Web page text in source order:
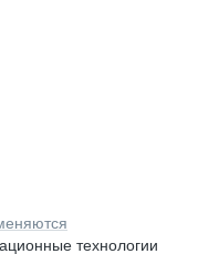
технологии